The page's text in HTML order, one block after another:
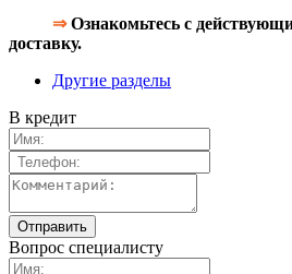
⇒Ознакомьтесь с
доставку.
Другие разделы
В кредит
Вопрос специалисту